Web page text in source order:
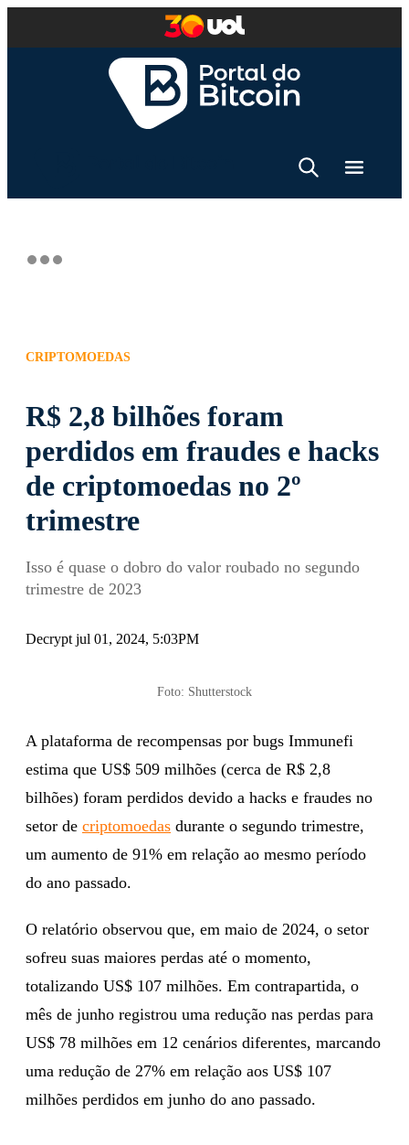
CRIPTOMOEDAS
R$ 2,8 bilhões foram
perdidos em fraudes e hacks
de criptomoedas no 2º
trimestre
Isso é quase o dobro do valor roubado no segundo
trimestre de 2023
Decrypt jul 01, 2024, 5:03PM
Foto: Shutterstock
A plataforma de recompensas por bugs Immunefi
estima que US$ 509 milhões (cerca de R$ 2,8
bilhões) foram perdidos devido a hacks e fraudes no
setor de criptomoedas durante o segundo trimestre,
um aumento de 91% em relação ao mesmo período
do ano passado.
O relatório observou que, em maio de 2024, o setor
sofreu suas maiores perdas até o momento,
totalizando US$ 107 milhões. Em contrapartida, o
mês de junho registrou uma redução nas perdas para
US$ 78 milhões em 12 cenários diferentes, marcando
uma redução de 27% em relação aos US$ 107
milhões perdidos em junho do ano passado.